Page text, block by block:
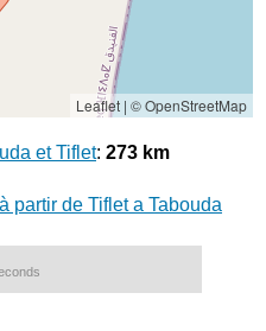
Leaflet| © OpenStreetMap
et Tiflet: 273 km
partir de Tiflet a Tabouda